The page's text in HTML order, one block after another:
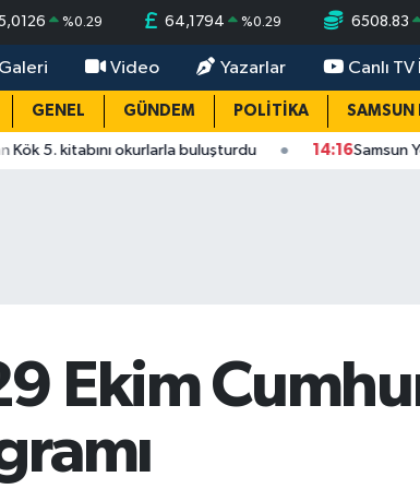
%0.29 64,1794 %0.29 6508.83
Video Yazarlar Canlı TV
GENEL GÜNDEM POLİTİKA SAMSUN
okurlarla buluşturdu 14:16 Samsun Yeni Parti
Ekim